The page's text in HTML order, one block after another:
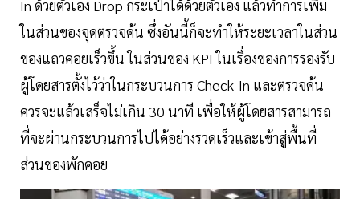
In ด้วยตัวเอง Drop กระเป๋าได้ด้วยตัวเอง แล้วทำการเพิ่ม
ในส่วนของจุดตรวจค้น ซึ่งอันนี้ก็จะทำให้ระยะเวลาในส่วน
ของแถวคอยเร็วขึ้น ในส่วนของ KPI ในเรื่องของการรองรับ
ผู้โดยสารตั้งไว้ว่าในกระบวนการ Check-In และตรวจค้น
ควรจะแล้วเสร็จไม่เกิน 30 นาที เพื่อให้ผู้โดยสารสามารถ
ที่จะผ่านกระบวนการไปได้อย่างรวดเร็วและเข้าสู่พื้นที่
ส่วนของพักคอย